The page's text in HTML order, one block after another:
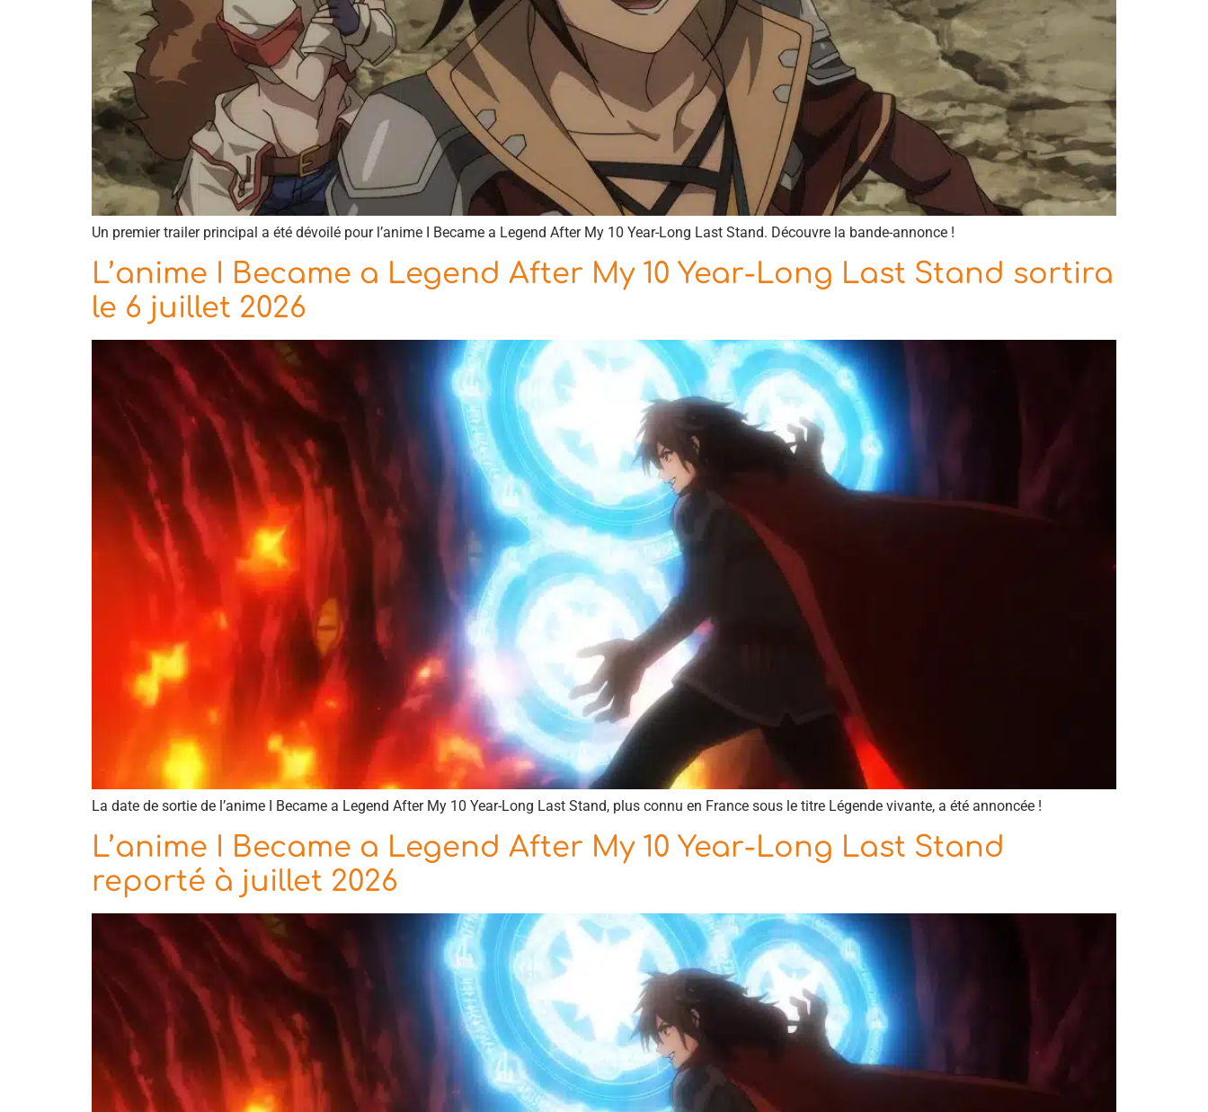
Un premier trailer principal a été dévoilé pour l’anime I Became a Legend After My 10 Year-Long Last Stand. Découvre la bande-annonce !
L’anime I Became a Legend After My 10 Year-Long Last Stand sortira
le 6 juillet 2026
La date de sortie de l’anime I Became a Legend After My 10 Year-Long Last Stand, plus connu en France sous le titre Légende vivante, a été annoncée !
L’anime I Became a Legend After My 10 Year-Long Last Stand
reporté à juillet 2026